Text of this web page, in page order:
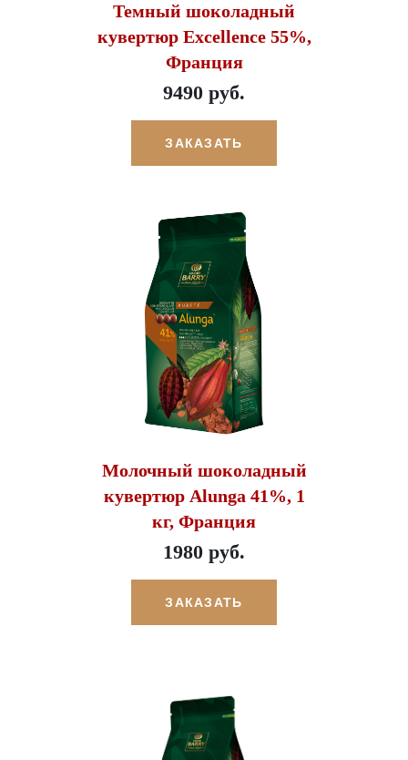
Темный шоколадный
кувертюр Excellence 55%,
Франция
9490 руб.
ЗАКАЗАТЬ
Молочный шоколадный
кувертюр Alunga 41%, 1
кг, Франция
1980 руб.
ЗАКАЗАТЬ